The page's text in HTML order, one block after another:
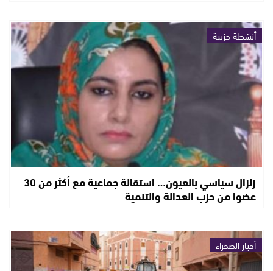
أنشطة حزبية
زلزال سياسي بالعيون… استقالة جماعية مع أكثر من 30
عضوا من حزب العدالة والتنمية
أخبار الصحراء